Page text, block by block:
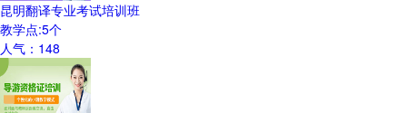
昆明翻译专业考试培训班
教学点:5个
人气： 148